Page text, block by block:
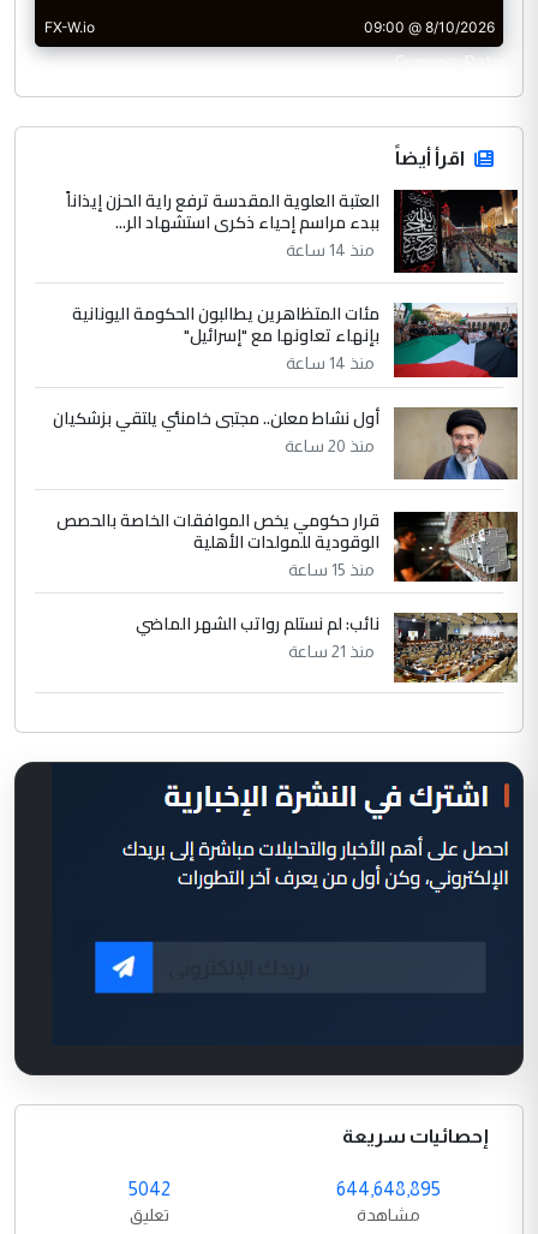
CurrencyRate
اقرأ أيضاً
العتبة العلوية المقدسة ترفع راية الحزن إيذاناً
ببدء مراسم إحياء ذكرى استشهاد الر...
منذ 14 ساعة
مئات المتظاهرين يطالبون الحكومة اليونانية
بإنهاء تعاونها مع "إسرائيل"
منذ 14 ساعة
أول نشاط معلن.. مجتبى خامنئي يلتقي بزشكيان
منذ 20 ساعة
قرار حكومي يخص الموافقات الخاصة بالحصص
الوقودية للمولدات الأهلية
منذ 15 ساعة
نائب: لم نستلم رواتب الشهر الماضي
منذ 21 ساعة
إحصائيات سريعة
644,648,895
مشاهدة
5042
تعليق